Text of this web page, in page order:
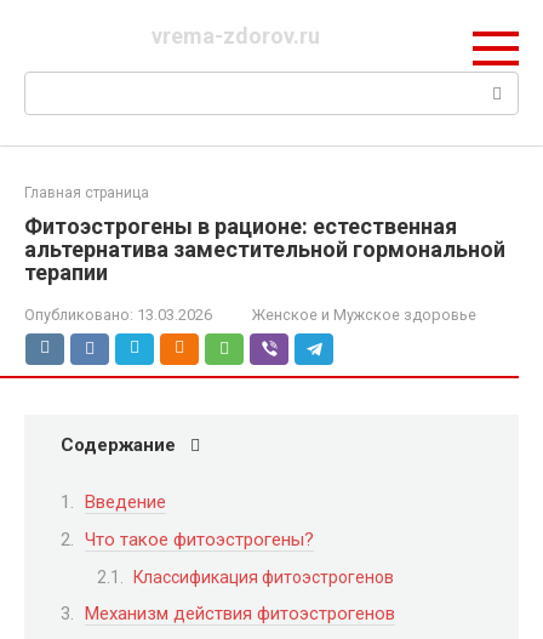
vrema-zdorov.ru
Поиск:
Главная страница
Фитоэстрогены в рационе: естественная
альтернатива заместительной гормональной
терапии
Опубликовано: 13.03.2026 Женское и Мужское здоровье
Содержание
Введение
Что такое фитоэстрогены?
Классификация фитоэстрогенов
Механизм действия фитоэстрогенов